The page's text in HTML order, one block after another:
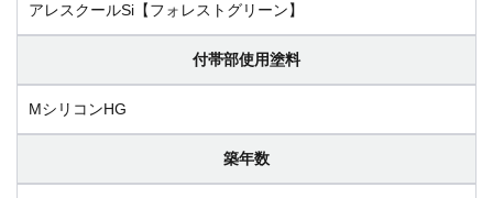
アレスクールSi【フォレストグリーン】
付帯部使用塗料
MシリコンHG
築年数